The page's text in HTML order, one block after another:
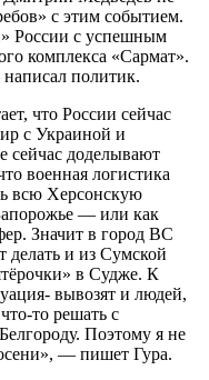
с этим событием.
России с успешным
комплекса «Сармат».
политик.
что России сейчас
с Украиной и
сейчас доделывают
военная логистика
всю Херсонскую
— или как
Значит в город ВС
делать и из Сумской
в Судже. К
вывозят и людей,
то решать с
Поэтому я не
— пишет Гура.